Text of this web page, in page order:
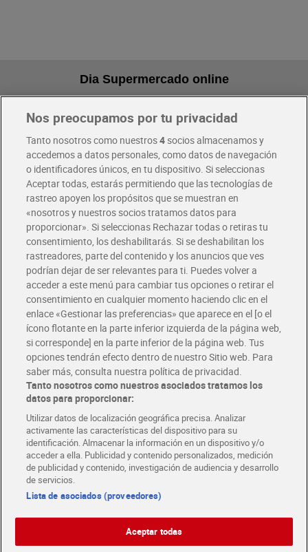
Dia Supermercado online
Pide hoy, recibe hoy
Envío gratis por compras superiores a 100€
Envío estandar por 4,99€
Glovo y Uber Eats
Solicita tu factura de Glovo o Uber Eats
Únete al CLUB Dia
Disfruta las ventajas y ofertas exclusivas.
Descárgate la APP Dia
Folletos y Tiendas
Descubre las mejores ofertas y busca tu tienda más cercana
Tarjeta MaX Dia
Te devuelve hasta 8€/mes de tus compras.
¡Solicita tu tarjeta de crédito aquí!
COMER MEJOR CADA DIA
COLABORA CON DIA ABRE TU TIENDA DIA CORPORATE
Nos preocupamos por tu privacidad
Tanto nosotros como nuestros4socios almacenamos y
accedemos a datos personales, como datos de navegación
o identificadores únicos, en tu dispositivo. Si seleccionas
Aceptar todas, estarás permitiendo que las tecnologías de
rastreo apoyen los propósitos que se muestran en
«nosotros y nuestros socios tratamos datos para
proporcionar». Si seleccionas Rechazar todas o retiras tu
consentimiento, los deshabilitarás. Si se deshabilitan los
rastreadores, parte del contenido y los anuncios que ves
podrían dejar de ser relevantes para ti. Puedes volver a
acceder a este menú para cambiar tus opciones o retirar el
consentimiento en cualquier momento haciendo clic en el
enlace «Gestionar las preferencias» que aparece en el [o el
ícono flotante en la parte inferior izquierda de la página web,
si corresponde] en la parte inferior de la página web. Tus
opciones tendrán efecto dentro de nuestro Sitio web. Para
saber más, consulta nuestra política de privacidad.
Tanto nosotros como nuestros asociados tratamos los
datos para proporcionar:
Utilizar datos de localización geográfica precisa. Analizar
activamente las características del dispositivo para su
identificación. Almacenar la información en un dispositivo y/o
acceder a ella. Publicidad y contenido personalizados, medición
de publicidad y contenido, investigación de audiencia y desarrollo
de servicios.
Lista de asociados (proveedores)
Aceptar todas